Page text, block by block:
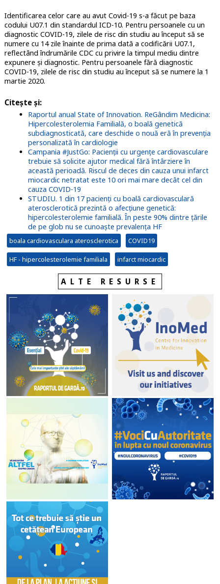
Identificarea celor care au avut Covid-19 s-a făcut pe baza
codului U07.1 din standardul ICD-10. Pentru persoanele cu un
diagnostic COVID-19, zilele de risc din studiu au început să se
numere cu 14 zile înainte de prima dată a codificării U07.1,
reflectând îndrumările CDC cu privire la timpul mediu dintre
expunere și diagnostic. Pentru persoanele fără diagnostic
COVID-19, zilele de risc din studiu au început să se numere la 1
martie 2020.
Citește și:
Raportul anual State of Innovation. ReGândim Medicina:
Hipercolesterolemia Familială, o boală genetică
subdiagnosticată, care deschide o nouă eră în prevenția
personalizată în cardiologie
Campania #JustGo: Pacienții cu urgențe cardiovasculare
trebuie să solicite ajutor medical fără întârziere în
această perioadă. Riscul de deces din cauza unui infarct
miocardic netratat este 10 ori mai mare decât cel din
cauza COVID-19
STUDIU. 1 din 17 pacienți cu boală cardiovasculară
aterosclerotică prezintă o afecțiune genetică:
hipercolesterolemie familială. În peste 90% dintre țările
de pe glob nu se cunoaște prevalența HF
boala cardiovasculara aterosclerotica COVID19
HF - hipercolesterolemie familiala infarct miocardic
ALTE RESURSE